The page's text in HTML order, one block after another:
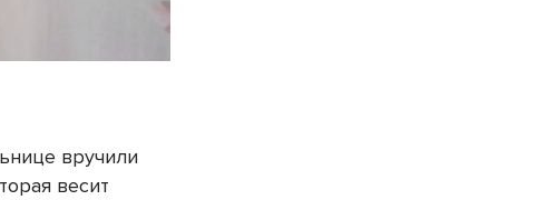
вручили
весит